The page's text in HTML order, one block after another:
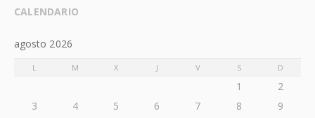
CALENDARIO
agosto 2026
L M X J V S D
1
2
3
4 5 6 7 8
9